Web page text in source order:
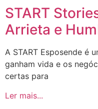
START
Arrieta e
A START Esposende é
ganham vida e os
certas para
Ler mais...